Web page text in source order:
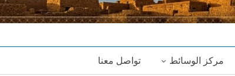
مركز الوسائط تواصل معنا